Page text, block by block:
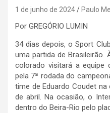
1 de junho de 2024 Paulo
Por GREGÓRIO LUMIN
34 dias depois, o Sport
uma partida de Brasileirão.
colorado visitará a equipe
pela 7ª rodada do
time de Eduardo Coudet
de abril. Na ocasião, o
dentro do Beira-Rio pelo